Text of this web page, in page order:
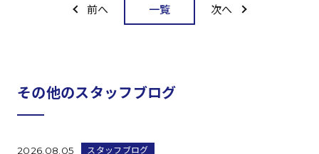
前へ 一覧 次へ
その他のスタッフブログ
2026.08.05 スタッフブログ